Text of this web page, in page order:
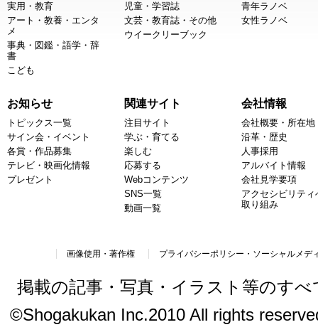
実用・教育
アート・教養・エンタ
メ
事典・図鑑・語学・辞
書
こども
児童・学習誌
文芸・教育誌・その他
ウイークリーブック
青年ラノベ
女性ラノベ
お知らせ
トピックス一覧
サイン会・イベント
各賞・作品募集
テレビ・映画化情報
プレゼント
関連サイト
注目サイト
学ぶ・育てる
楽しむ
応募する
Webコンテンツ
SNS一覧
動画一覧
会社情報
会社概要・所在地
沿革・歴史
人事採用
アルバイト情報
会社見学要項
アクセシビリティ
取り組み
画像使用・著作権 プライバシーポリシー・ソーシャルメデ
掲載の記事・写真・イラスト等のす
©Shogakukan Inc.2010 All rights